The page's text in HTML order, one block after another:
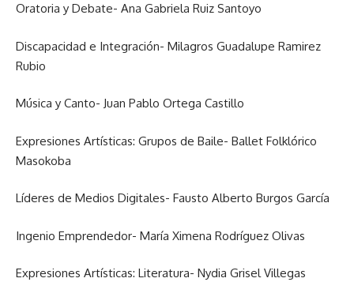
Oratoria y Debate- Ana Gabriela Ruiz Santoyo
Discapacidad e Integración- Milagros Guadalupe Ramirez
Rubio
Música y Canto- Juan Pablo Ortega Castillo
Expresiones Artísticas: Grupos de Baile- Ballet Folklórico
Masokoba
Líderes de Medios Digitales- Fausto Alberto Burgos García
Ingenio Emprendedor- María Ximena Rodríguez Olivas
Expresiones Artísticas: Literatura- Nydia Grisel Villegas